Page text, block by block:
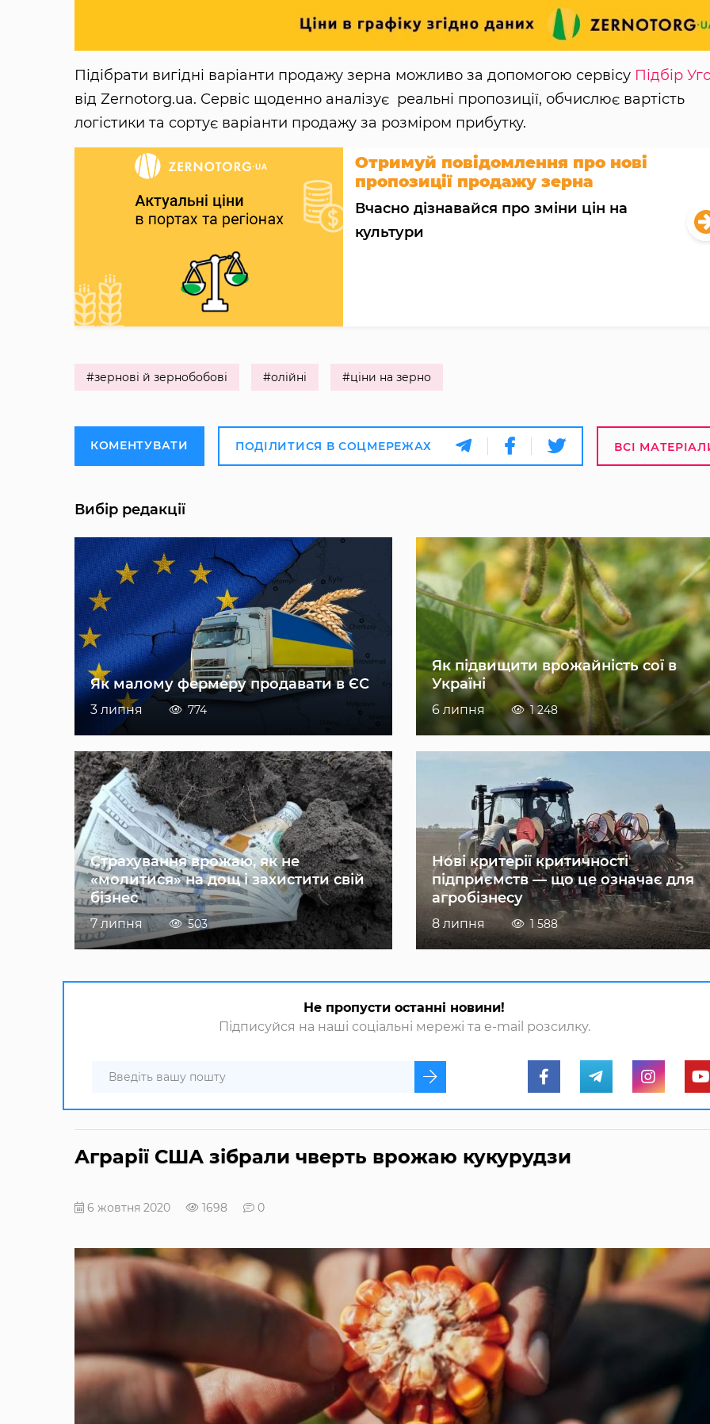
Підібрати вигідні варіанти продажу зерна можливо за допомогою сервісу Підбір
від Zernotorg.ua. Сервіс щоденно аналізує реальні пропозиції, обчислює вартість
логістики та сортує варіанти продажу за розміром прибутку.
Отримуй повідомлення про нові
пропозиції продажу зерна
Вчасно дізнавайся про зміни цін на
культури
#зернові й зернобобові #олійні #ціни на зерно
КОМЕНТУВАТИ ПОДІЛИТИСЯ В СОЦМЕРЕЖАХ ВСІ
Вибір редакції
Як малому фермеру продавати в ЄС
3 липня 774
Як підвищити врожайність сої в
Україні
6 липня 1 248
Страхування врожаю, як не
«молитися» на дощ і захистити свій
бізнес
7 липня 503
Нові критерії критичності
підприємств — що це означає для
агробізнесу
8 липня 1 588
Не пропусти останні новини!
Підписуйся на наші соціальні мережі та e-mail розсилку.
Аграрії США зібрали чверть врожаю кукурудзи
6 жовтня 2020 1698 0